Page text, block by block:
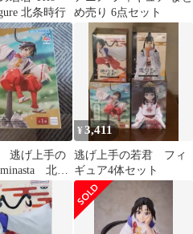
北条時行
め売り 6点セット
逃げ上手の
北条
ギュア
¥3,411
逃げ上手の若君 フィ
ギュア4体セット